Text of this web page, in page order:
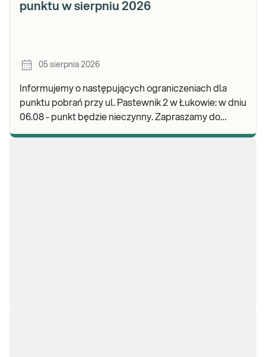
punktu w sierpniu 2026
05 sierpnia 2026
Informujemy o następujących ograniczeniach dla
punktu pobrań przy ul. Pastewnik 2 w Łukowie: w dniu
06.08 - punkt będzie nieczynny. Zapraszamy do